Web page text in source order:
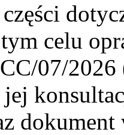
części
celu
07/